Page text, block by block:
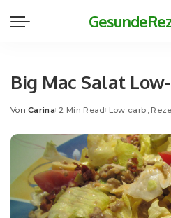
Big Mac Salat
Posted
Von Carina 2 Min Read Low carb